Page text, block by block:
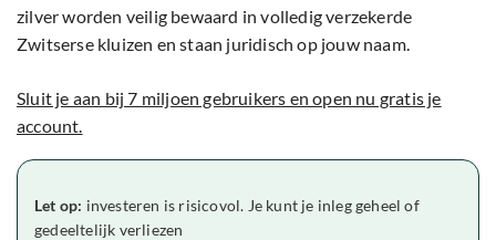
zilver worden veilig bewaard in volledig verzekerde
Zwitserse kluizen en staan juridisch op jouw naam.
Sluit je aan bij 7 miljoen gebruikers en open nu gratis je
account.
Let op: investeren is risicovol. Je kunt je inleg geheel of
gedeeltelijk verliezen